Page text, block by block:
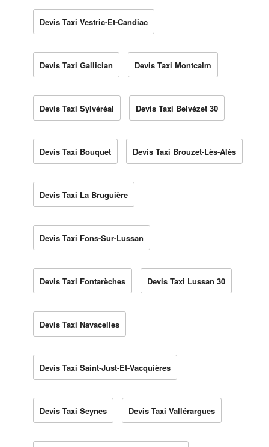
Devis Taxi Vestric-Et-Candiac
Devis Taxi Gallician Devis Taxi Montcalm
Devis Taxi Sylvéréal Devis Taxi Belvézet 30
Devis Taxi Bouquet Devis Taxi Brouzet-Lès-Alès
Devis Taxi La Bruguière
Devis Taxi Fons-Sur-Lussan
Devis Taxi Fontarèches Devis Taxi Lussan 30
Devis Taxi Navacelles
Devis Taxi Saint-Just-Et-Vacquières
Devis Taxi Seynes Devis Taxi Vallérargues